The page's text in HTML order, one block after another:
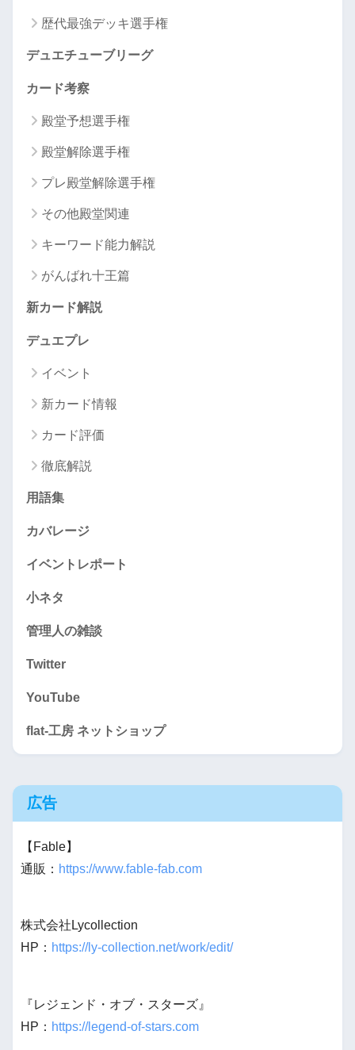
歴代最強デッキ選手権
デュエチューブリーグ
カード考察
殿堂予想選手権
殿堂解除選手権
プレ殿堂解除選手権
その他殿堂関連
キーワード能力解説
がんばれ十王篇
新カード解説
デュエプレ
イベント
新カード情報
カード評価
徹底解説
用語集
カバレージ
イベントレポート
小ネタ
管理人の雑談
Twitter
YouTube
flat-工房 ネットショップ
広告
【Fable】
通販： https://www.fable-fab.com
株式会社Lycollection
HP： https://ly-collection.net/work/edit/
『レジェンド・オブ・スターズ』
HP： https://legend-of-stars.com